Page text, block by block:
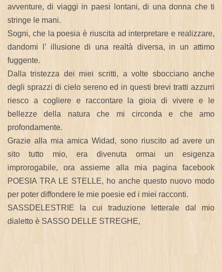
avventure, di viaggi in paesi lontani, di una donna che ti
stringe le mani.
Sogni, che la poesia è riuscita ad interpretare e realizzare,
dandomi l’ illusione di una realtà diversa, in un attimo
fuggente.
Dalla tristezza dei miei scritti, a volte sbocciano anche
degli sprazzi di cielo sereno ed in questi brevi tratti azzurri
riesco a cogliere e raccontare la gioia di vivere e le
bellezze della natura che mi circonda e che amo
profondamente.
Grazie alla mia amica Widad, sono riuscito ad avere un
sito tutto mio, era divenuta ormai un esigenza
improrogabile, ora assieme alla mia pagina facebook
POESIA TRA LE STELLE, ho anche questo nuovo modo
per poter diffondere le mie poesie ed i miei racconti.
SASSDELESTRIE la cui traduzione letterale dal mio
dialetto è SASSO DELLE STREGHE,